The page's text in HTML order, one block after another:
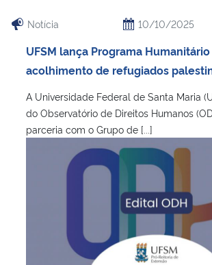
Notícia 10/10/2025
UFSM lança Programa
acolhimento de refugiados
A Universidade Federal de Santa Maria
do Observatório de Direitos Humanos
parceria com o Grupo de [...]